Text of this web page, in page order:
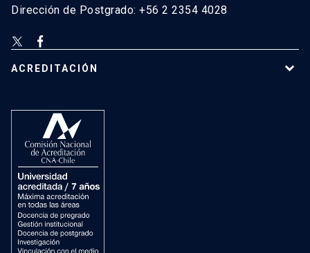
Dirección de Postgrado: +56 2 2354 4028
ACREDITACIÓN